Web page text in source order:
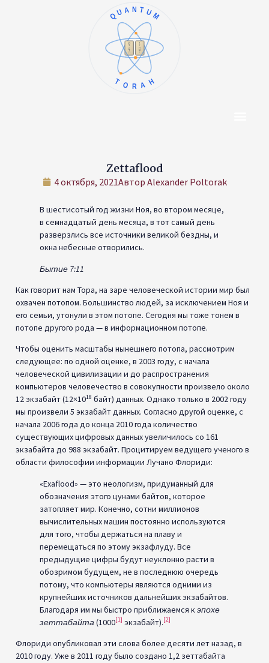
א
ב
ג
ד
ה
ו
ז
ח
ט
י
QUANTUM
TORAH
Zettaflood
4 октября, 2021Автор Alexander Poltorak
В шестисотый год жизни Ноя, во втором месяце,
в семнадцатый день месяца, в тот самый день
разверзлись все источники великой бездны, и
окна небесные отворились.
Бытие 7:11
Как говорит нам Тора, на заре человеческой истории мир был
охвачен потопом. Большинство людей, за исключением Ноя и
его семьи, утонули в этом потопе. Сегодня мы тоже тонем в
потопе другого рода — в информационном потопе.
Чтобы оценить масштабы нынешнего потопа, рассмотрим
следующее: по одной оценке, в 2003 году, с начала
человеческой цивилизации и до распространения
компьютеров человечество в совокупности произвело около
12 экзабайт (12×1018 байт) данных. Однако только в 2002 году
мы произвели 5 экзабайт данных. Согласно другой оценке, с
начала 2006 года до конца 2010 года количество
существующих цифровых данных увеличилось со 161
экзабайта до 988 экзабайт. Процитируем ведущего ученого в
области философии информации Лучано Флориди:
«Exaflood» — это неологизм, придуманный для
обозначения этого цунами байтов, которое
затопляет мир. Конечно, сотни миллионов
вычислительных машин постоянно используются
для того, чтобы держаться на плаву и
перемещаться по этому экзафлуду. Все
предыдущие цифры будут неуклонно расти в
обозримом будущем, не в последнюю очередь
потому, что компьютеры являются одними из
крупнейших источников дальнейших экзабайтов.
Благодаря им мы быстро приближаемся к эпохе
зеттабайта (1000[1] экзабайт).[2]
Флориди опубликовал эти слова более десяти лет назад, в
2010 году. Уже в 2011 году было создано 1,2 зеттабайта